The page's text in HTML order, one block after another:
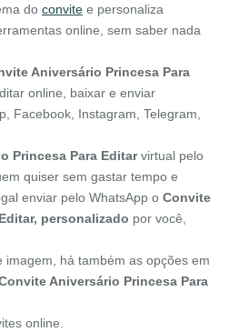
do convite e personaliza
online, sem saber nada
Aniversário Princesa Para
online, baixar e enviar
Facebook, Instagram, Telegram,
Princesa Para Editarvirtual pelo
quiser sem gastar tempo e
enviar pelo WhatsApp o Convite
personalizado por você,
imagem, há também as opções em
Aniversário Princesa Para
online.